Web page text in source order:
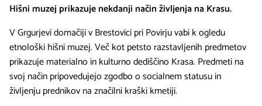
Hišni muzej prikazuje nekdanji način življenja na Krasu.
V Grgurjevi domačiji v Brestovici pri Povirju vabi k ogledu
etnološki hišni muzej. Več kot petsto razstavljenih predmetov
prikazuje materialno in kulturno dediščino Krasa. Predmeti na
svoj način pripovedujejo zgodbo o socialnem statusu in
življenju prednikov na značilni kraški kmetiji.